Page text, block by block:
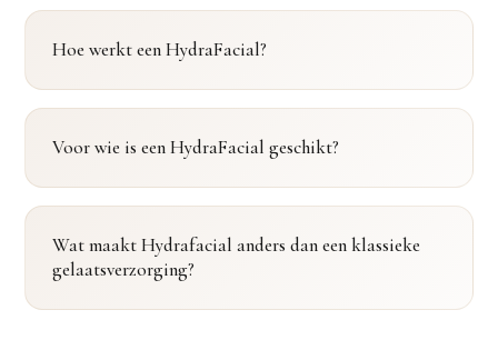
Hoe werkt een HydraFacial?
Voor wie is een HydraFacial geschikt?
Wat maakt Hydrafacial anders dan een klassieke
gelaatsverzorging?